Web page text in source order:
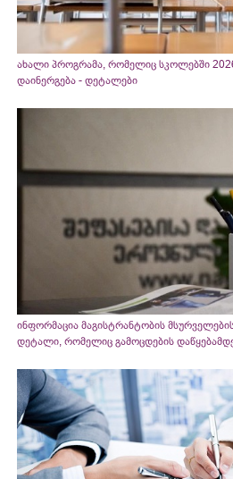
ახალი პროგრამა, რომელიც სკოლებში
დაინერგება - დეტალები
ინფორმაცია მაგისტრანტობის
დეტალი, რომელიც გამოცდების